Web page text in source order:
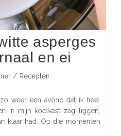
asperges
en ei
/ Recepten
weer een avond dat ik heel
in mijn koelkast zag liggen,
klaar had. Op die momenten